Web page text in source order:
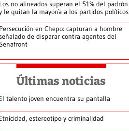
Los no alineados superan el 51% del padrón
le quitan la mayoría a los partidos políticos
Persecución en Chepo: capturan a hombre
de disparar contra agentes del
Senafront
Últimas noticias
talento joven encuentra su pantalla​
estereotipo y criminalidad